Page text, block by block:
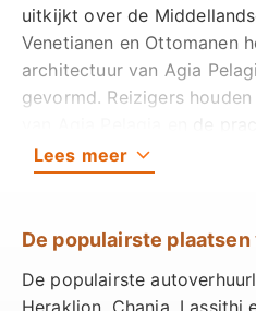
Center Crete in Agia
Wat is de meest
Pelagia?De Groep B
populaire huurauto in
gemakkelijk op elke
We hebben een
nodig, een geldig
huurboeking en een
uitkijkt over de
Venetianen en Ottomanen
architectuur van Agia
gevormd. Reizigers
zandstranden en
trekken zonanbidders en
Kretenzische gerechten
Lees meer
De populairste
De populairste
Heraklion, Chania, Lassithi